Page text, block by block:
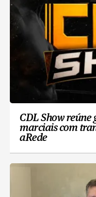
CDL Show reúne
marciais com
aRede